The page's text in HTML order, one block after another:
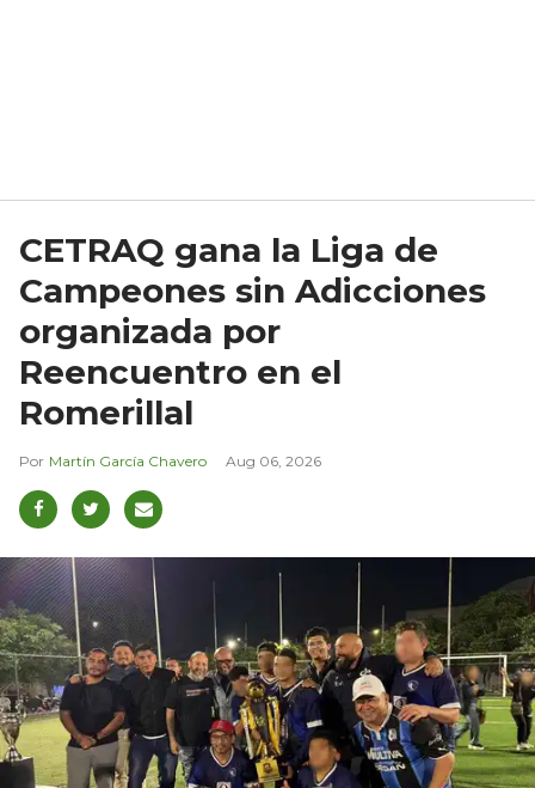
CETRAQ gana la Liga de
Campeones sin Adicciones
organizada por
Reencuentro en el
Romerillal
Martín García Chavero Aug 06, 2026